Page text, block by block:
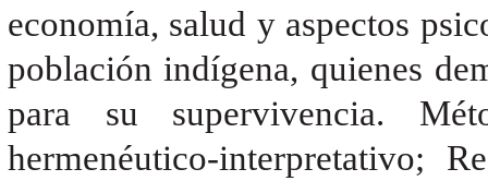
economía, salud y aspectos
población indígena, quienes
para su supervivencia.
hermenéutico-interpretativo;